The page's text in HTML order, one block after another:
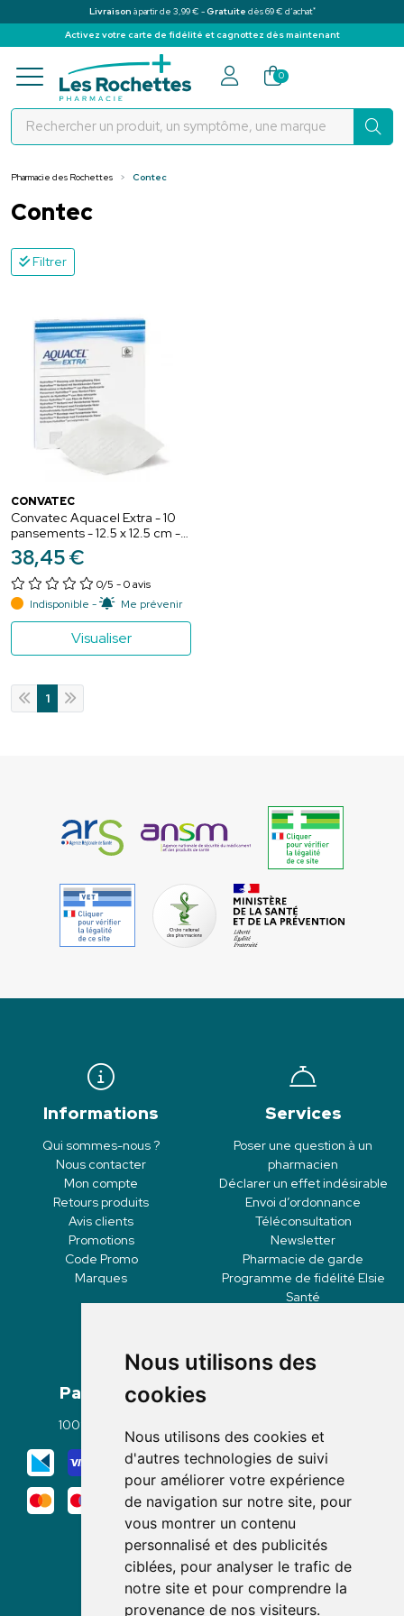
Nous utilisons des
cookies
Nous utilisons des cookies et
d'autres technologies de suivi
pour améliorer votre expérience
de navigation sur notre site, pour
vous montrer un contenu
personnalisé et des publicités
ciblées, pour analyser le trafic de
notre site et pour comprendre la
provenance de nos visiteurs.
Livraison à partir de 3,99 € -Gratuite dès 69 € d’achat*
Activez votre carte de fidélité et cagnottez dès maintenant
Pharmacie des Rochettes Votre
0
Pharmacie des Rochettes Contec
Contec
Filtrer
CONVATEC
Convatec Aquacel Extra - 10
pansements - 12.5 x 12.5 cm -
Pansement Absorbant
HydroFiber Stérile
38,45€
0/5 - 0 avis
Indisponible -
Me prévenir
Visualiser
1
Informations
Qui sommes-nous ?
Nous contacter
Mon compte
Retours produits
Avis clients
Promotions
Code Promo
Marques
Services
Poser une question à un
pharmacien
Déclarer un effet indésirable
Envoi d’ordonnance
Téléconsultation
Newsletter
Pharmacie de garde
Programme de fidélité Elsie
Santé
Paiement
100% sécurisé
Mode de livraison
Nous suivre